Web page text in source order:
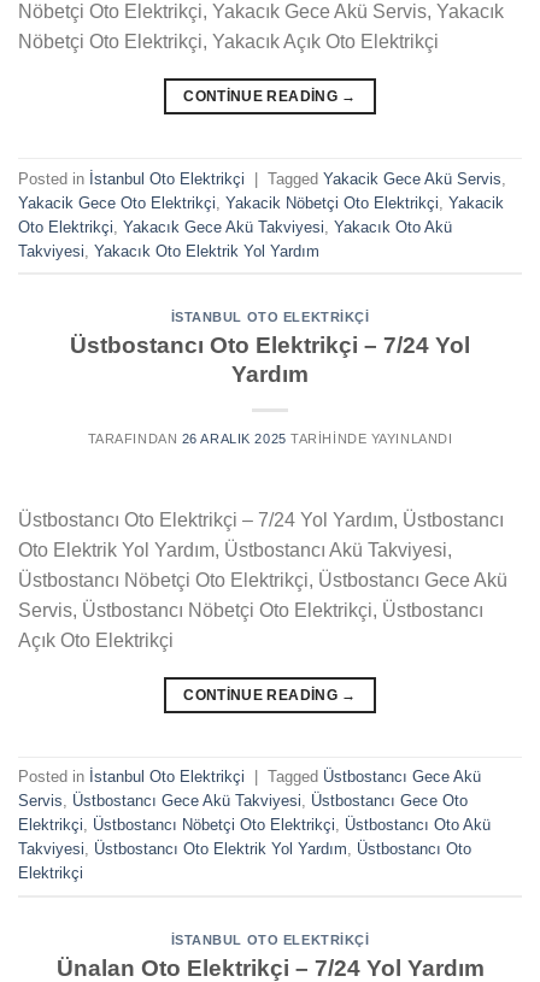
Nöbetçi Oto Elektrikçi, Yakacık Gece Akü Servis, Yakacık
Nöbetçi Oto Elektrikçi, Yakacık Açık Oto Elektrikçi
CONTINUE READING →
Posted in İstanbul Oto Elektrikçi | Tagged Yakacik Gece Akü Servis
Yakacik Gece Oto Elektrikçi Yakacik Nöbetçi Oto Elektrikçi Yakacik
Oto Elektrikçi Yakacık Gece Akü Takviyesi Yakacık Oto Akü
Takviyesi Yakacık Oto Elektrik Yol Yardım
İSTANBUL OTO ELEKTRIKÇI
Üstbostancı Oto Elektrikçi – 7/24 Yol
Yardım
TARAFINDAN 26 ARALIK 2025 TARIHINDE YAYINLANDI
Üstbostancı Oto Elektrikçi – 7/24 Yol Yardım, Üstbostancı
Oto Elektrik Yol Yardım, Üstbostancı Akü Takviyesi,
Üstbostancı Nöbetçi Oto Elektrikçi, Üstbostancı Gece Akü
Servis, Üstbostancı Nöbetçi Oto Elektrikçi, Üstbostancı
Açık Oto Elektrikçi
CONTINUE READING →
Posted in İstanbul Oto Elektrikçi Tagged Üstbostancı Gece Akü
Servis, Üstbostancı Gece Akü Takviyesi, Üstbostancı Gece Oto
Elektrikçi, Üstbostancı Nöbetçi Oto Elektrikçi, Üstbostancı Oto Akü
Takviyesi, Üstbostancı Oto Elektrik Yol Yardım, Üstbostancı Oto
Elektrikçi
İSTANBUL OTO ELEKTRIKÇI
Ünalan Oto Elektrikçi – 7/24 Yol Yardım